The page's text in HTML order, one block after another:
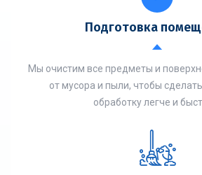
Подготовка
Мы очистим все предметы и
от мусора и пыли, чтобы
обработку легче и